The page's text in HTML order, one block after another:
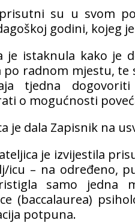
su u svom
godini, kojeg
je istaknula kako je
po radnom mjestu, te
tjedna
o mogućnosti
je dala Zapisnik na
je izvijestila
icu – na određeno,
samo jedna
(baccalaurea)
potpuna.